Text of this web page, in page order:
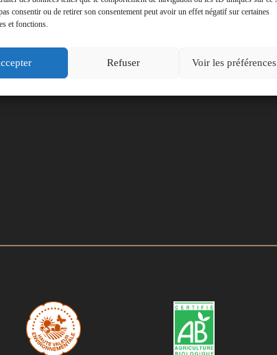
consentir ou de retirer son consentement peut avoir un effet négatif sur certaines
et fonctions.
Refuser Voir les préférences